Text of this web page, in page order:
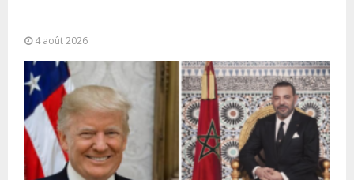
4 août 2026